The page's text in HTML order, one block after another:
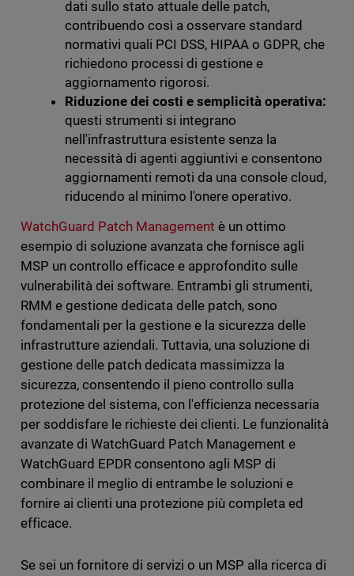
dati sullo stato attuale delle patch,
contribuendo così a osservare standard
normativi quali PCI DSS, HIPAA o GDPR, che
richiedono processi di gestione e
aggiornamento rigorosi.
Riduzione dei costi e semplicità operativa:
questi strumenti si integrano
nell'infrastruttura esistente senza la
necessità di agenti aggiuntivi e consentono
aggiornamenti remoti da una console cloud,
riducendo al minimo l'onere operativo.
WatchGuard Patch Management è un ottimo
esempio di soluzione avanzata che fornisce agli
MSP un controllo efficace e approfondito sulle
vulnerabilità dei software. Entrambi gli strumenti,
RMM e gestione dedicata delle patch, sono
fondamentali per la gestione e la sicurezza delle
infrastrutture aziendali. Tuttavia, una soluzione di
gestione delle patch dedicata massimizza la
sicurezza, consentendo il pieno controllo sulla
protezione del sistema, con l'efficienza necessaria
per soddisfare le richieste dei clienti. Le funzionalità
avanzate di WatchGuard Patch Management e
WatchGuard EPDR consentono agli MSP di
combinare il meglio di entrambe le soluzioni e
fornire ai clienti una protezione più completa ed
efficace.
Se sei un fornitore di servizi o un MSP alla ricerca di